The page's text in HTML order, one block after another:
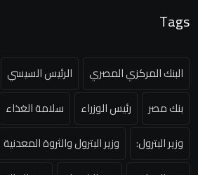
Tags
البنك المركزي المصري الرئيس السيسي
بنك مصر
رئيس الوزراء سلامة الغذاء
وزير البترول:
وزير البترول والثروة المعدنية